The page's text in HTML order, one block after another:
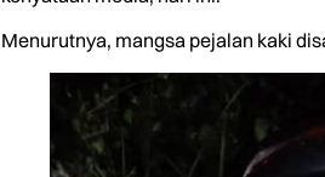
Menurutnya, mangsa pejalan kaki